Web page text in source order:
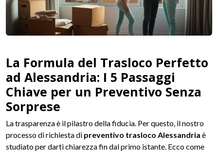
La Formula del Trasloco Perfetto
ad Alessandria: I 5 Passaggi
Chiave per un Preventivo Senza
Sorprese
La trasparenza è il pilastro della fiducia. Per questo, il nostro
processo di richiesta di preventivo trasloco Alessandria è
studiato per darti chiarezza fin dal primo istante. Ecco come